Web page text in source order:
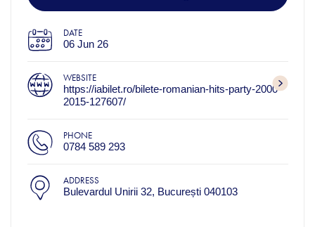
DATE
06 Jun 26
WEBSITE
https://iabilet.ro/bilete-romanian-hits-party-2000-
2015-127607/
PHONE
0784 589 293
ADDRESS
Bulevardul Unirii 32, București 040103